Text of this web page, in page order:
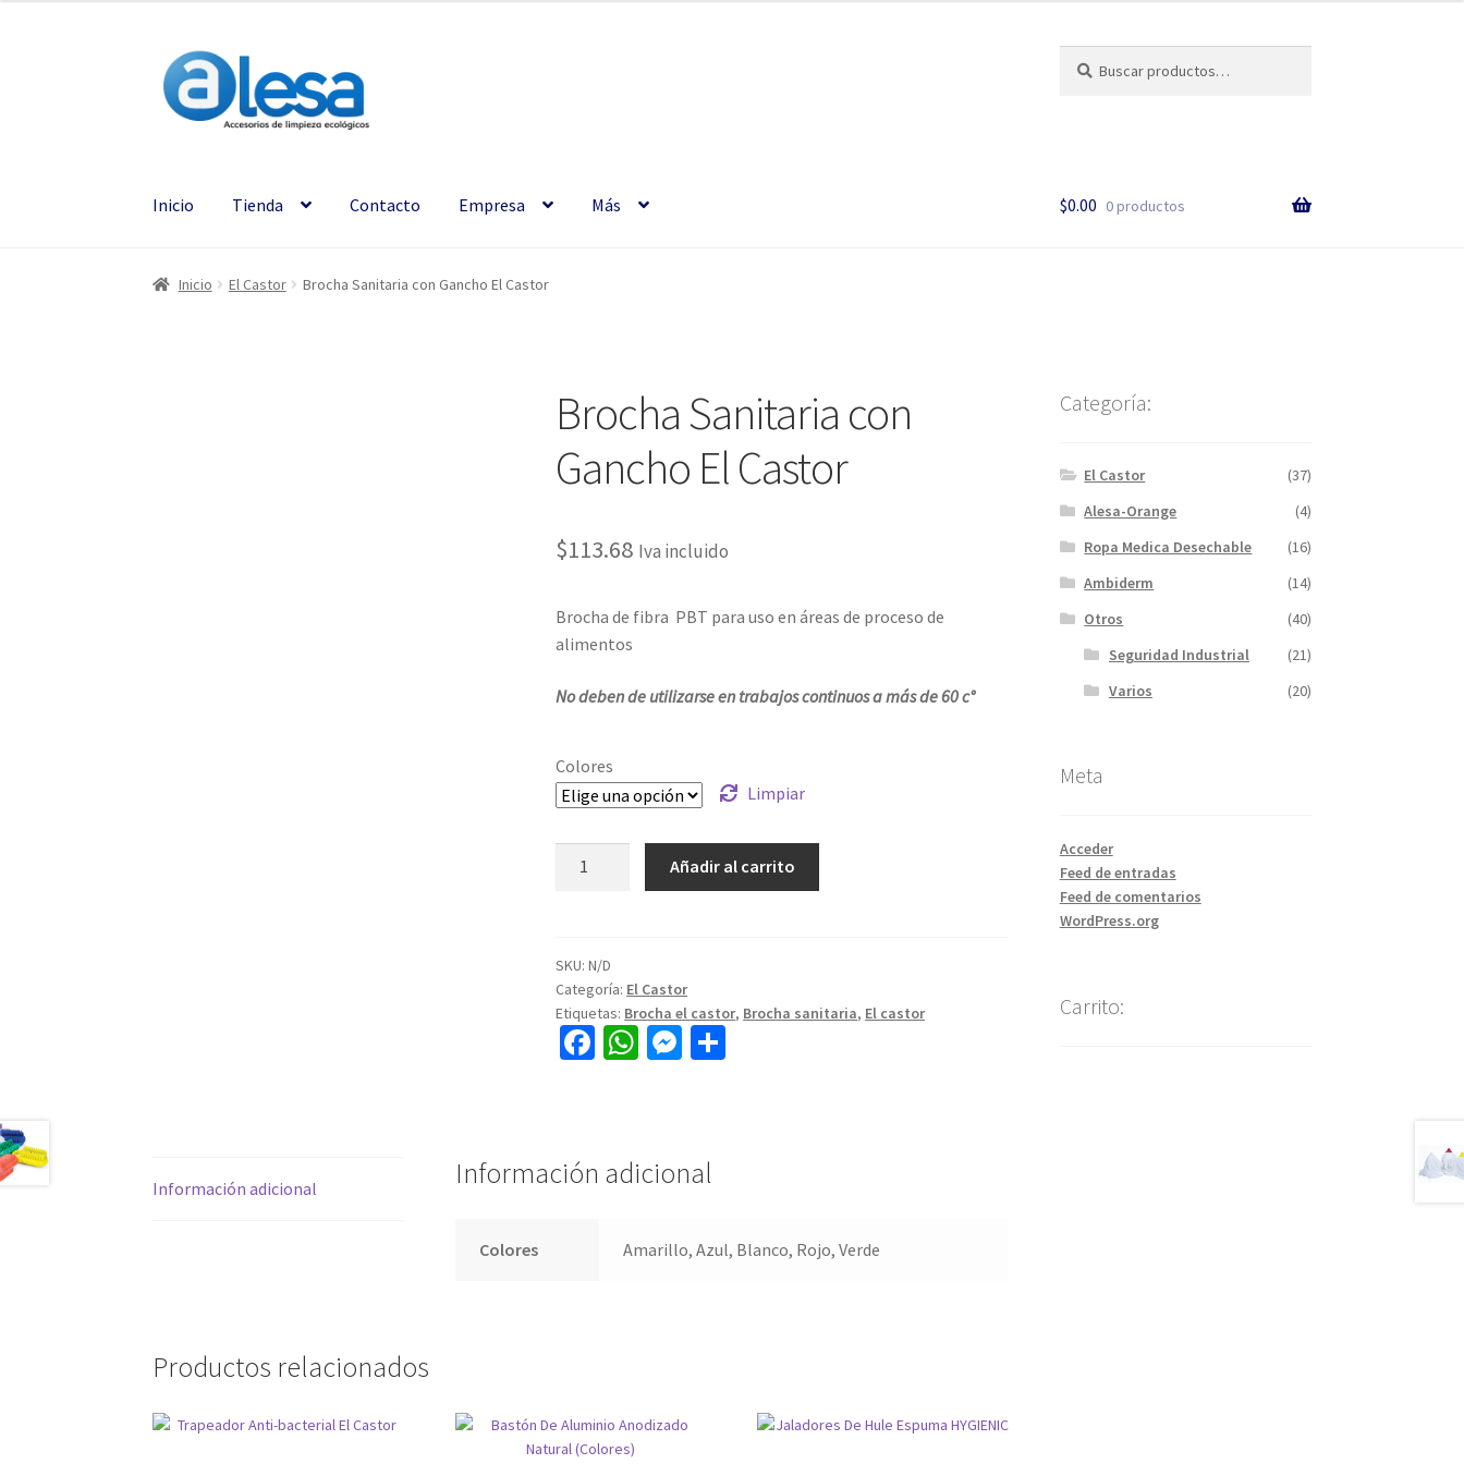
Inicio Tienda Contacto Empresa Más $0.00 0 productos
Inicio El Castor Brocha Sanitaria con Gancho El Castor
Brocha Sanitaria con
Gancho El Castor
$113.68 Iva incluido
Brocha de fibra PBT para uso en áreas de proceso de
alimentos
No deben de utilizarse en trabajos continuos a más de 60c°
Colores
Limpiar
Añadir al carrito
SKU:N/D
Categoría: El Castor
Etiquetas: Brocha el castor, Brocha sanitaria, El castor
Fa
o
W
p
M
ge
Información adicional Información adicional
Colores Amarillo, Azul, Blanco, Rojo, Verde
Productos relacionados
Categoría:
El Castor
(37)
Alesa-Orange
(4)
Ropa Medica Desechable
(16)
Ambiderm
(14)
Otros
(40)
Seguridad Industrial
(21)
Varios
(20)
Meta
Acceder
Feed de entradas
Feed de comentarios
WordPress.org
Carrito: